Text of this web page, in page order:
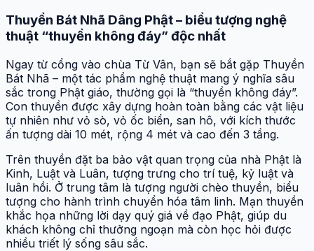
Thuyền Bát Nhã Dâng Phật – biểu tượng nghệ
thuật “thuyền không đáy” độc nhất
Ngay từ cổng vào chùa Từ Vân, bạn sẽ bắt gặp Thuyền
Bát Nhã – một tác phẩm nghệ thuật mang ý nghĩa sâu
sắc trong Phật giáo, thường gọi là “thuyền không đáy”.
Con thuyền được xây dựng hoàn toàn bằng các vật liệu
tự nhiên như vỏ sò, vỏ ốc biển, san hô, với kích thước
ấn tượng dài 10 mét, rộng 4 mét và cao đến 3 tầng.
Trên thuyền đặt ba bảo vật quan trọng của nhà Phật là
Kinh, Luật và Luân, tượng trưng cho trí tuệ, kỷ luật và
luân hồi. Ở trung tâm là tượng người chèo thuyền, biểu
tượng cho hành trình chuyển hóa tâm linh. Mạn thuyền
khắc họa những lời dạy quý giá về đạo Phật, giúp du
khách không chỉ thưởng ngoạn mà còn học hỏi được
nhiều triết lý sống sâu sắc.